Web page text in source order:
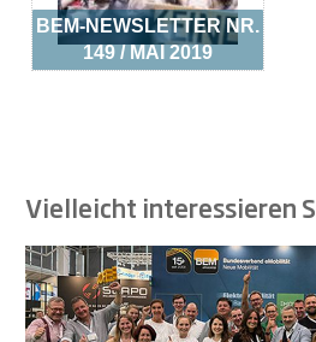
BEM-NEWSLETTER NR.
149 / MAI 2019
Vielleicht interessieren